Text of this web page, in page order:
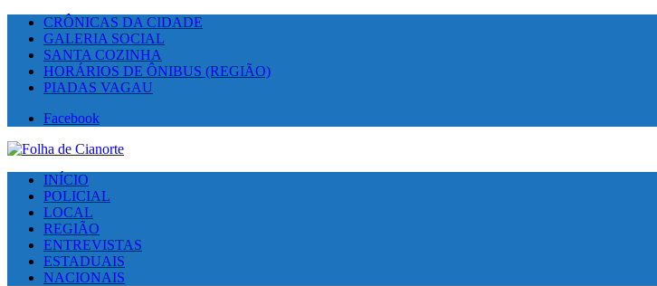
CRÔNICAS DA CIDADE
GALERIA SOCIAL
SANTA COZINHA
HORÁRIOS DE ÔNIBUS (REGIÃO)
PIADAS VAGAU
Facebook
INÍCIO
POLICIAL
LOCAL
REGIÃO
ENTREVISTAS
ESTADUAIS
NACIONAIS